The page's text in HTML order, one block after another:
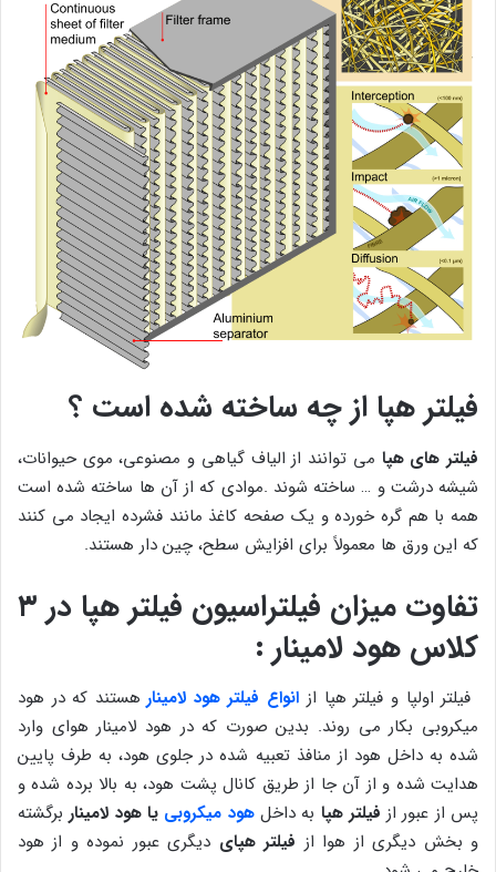
فیلتر هپا از چه ساخته شده است ؟
فیلتر های هپا می توانند از الیاف گیاهی و مصنوعی، موی حیوانات،
شیشه درشت و … ساخته شوند .موادی که از آن ها ساخته شده است
همه با هم گره خورده و یک صفحه کاغذ مانند فشرده ایجاد می کنند
که این ورق ها معمولاً برای افزایش سطح، چین دار هستند.
تفاوت میزان فیلتراسیون فیلتر هپا در ۳
کلاس هود لامینار :
فیلتر اولپا و فیلتر هپا از انواع فیلتر هود لامینارهستند که در هود
میکروبی بکار می روند. بدین صورت که در هود لامینار هوای وارد
شده به داخل هود از منافذ تعبیه شده در جلوی هود، به طرف پایین
هدایت شده و از آن جا از طریق کانال پشت هود، به بالا برده شده و
پس از عبور از فیلتر هپا به داخلهود میکروبی یا هود لامیناربرگشته
و بخش دیگری از هوا از فیلتر هپای دیگری عبور نموده و از هود